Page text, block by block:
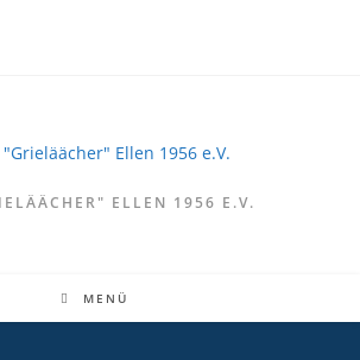
ELLEN 1956 E.V.
MENÜ